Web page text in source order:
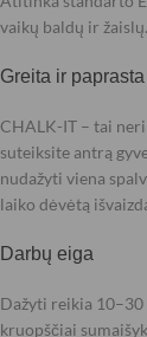
vaikų baldų ir žaislų.
Greita ir
CHALK-IT – tai
suteiksite antrą
nudažyti viena
laiko dėvėtą
Darbų eiga
Dažyti reikia
kruopščiai